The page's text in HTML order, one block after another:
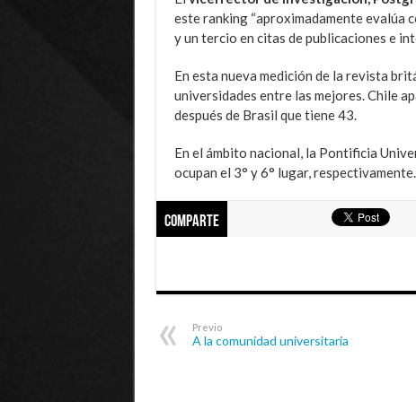
este ranking “aproximadamente evalúa
y un tercio en citas de publicaciones e
En esta nueva medición de la revista
universidades entre las mejores. Chile
después de Brasil que tiene 43.
En el ámbito nacional, la Pontificia
ocupan el 3° y 6° lugar, respectivamente.
Comparte
Previo
A la comunidad universitaria